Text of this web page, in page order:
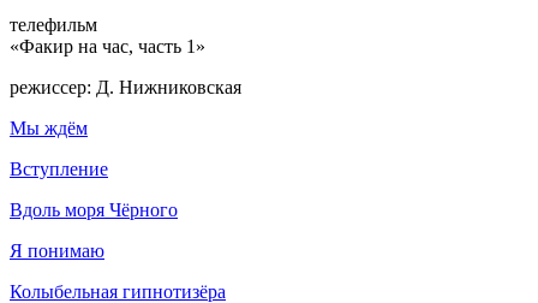
телефильм
«Факир на час, часть 1»
режиссер: Д. Нижниковская
Мы ждём
Вступление
Вдоль моря Чёрного
Я понимаю
Колыбельная гипнотизёра